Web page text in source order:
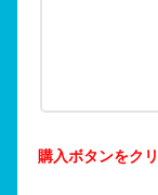
購入ボタンをク